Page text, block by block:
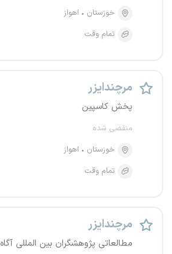
خوزستان
اهواز
تمام وقت
مرچندایزر
پخش کاسپین
منقضی شده
خوزستان
اهواز
تمام وقت
مرچندایزر
مطالعاتی پژوهشگران بین المللی آگاه